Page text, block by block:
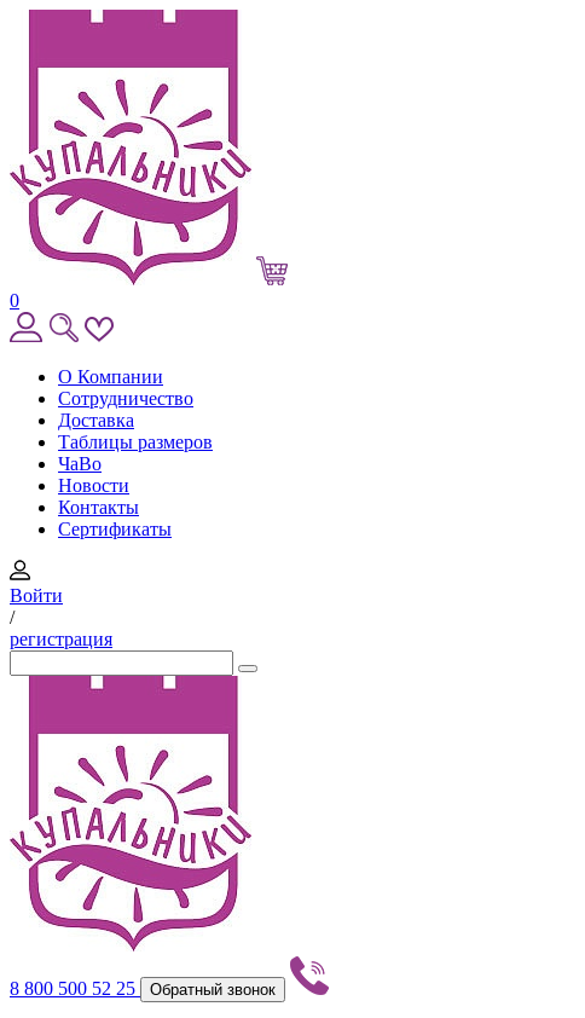
0
О Компании
Сотрудничество
Доставка
Таблицы размеров
ЧаВо
Новости
Контакты
Сертификаты
Войти
/
регистрация
8 800 500 52 25 Обратный звонок